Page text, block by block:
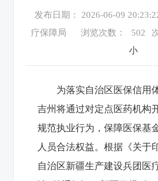
发布日期： 2026-06-09
疗保障局
浏览次数： 502
小
为落实自治区医保信用
吉州将通过对定点医药机构
规范执业行为，保障医保基
人员合法权益。根据《关于
自治区新疆生产建设兵团医